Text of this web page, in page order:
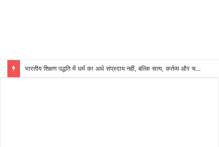
भारतीय शिक्षण पद्धति में धर्म का अर्थ संप्रदाय नहीं, बल्कि सत्य, कर्तव्य और चरित्र निर्माण है: विजय प्रकाश